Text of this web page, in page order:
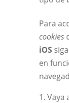
Para
cookies
iOS
en
Vaya